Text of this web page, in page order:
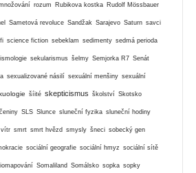
rozum Rubikova kostka Rudolf Mössbauer
Sametová revoluce Sandžak Sarajevo Saturn savci
science fiction sebeklam sedimenty sedmá perioda
sekularismus šelmy Semjorka R7 Senát
sexualizované násilí sexuální menšiny sexuální
šíité skepticismus školství Skotsko
SLS Slunce sluneční fyzika sluneční hodiny
vítr smrt smrt hvězd smysly šneci sobecký gen
sociální geografie sociální hmyz sociální sítě
Somaliland Somálsko sopka sopky